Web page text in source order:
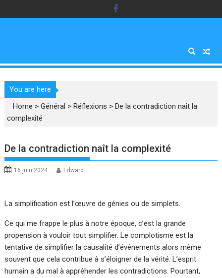
to
You are here
Home >Général >Réflexions >De la contradiction naît la
complexité
De la contradiction naît la complexité
16 juin 2024 Edward
La simplification est l’œuvre de génies ou de simplets.
Ce qui me frappe le plus à notre époque, c’est la grande
propension à vouloir tout simplifier. Le complotisme est la
tentative de simplifier la causalité d’événements alors même
souvent que cela contribue à s’éloigner de la vérité. L’esprit
humain a du mal à appréhender les contradictions. Pourtant,